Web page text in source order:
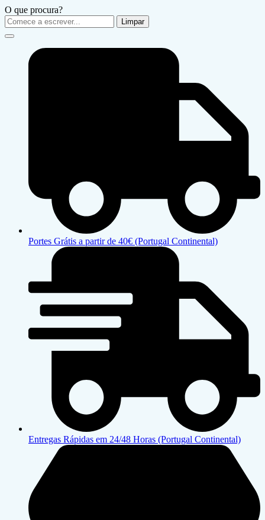
O que procura?
Limpar
Portes Grátis a partir de 40€ (Portugal Continental)
Entregas Rápidas em 24/48 Horas (Portugal Continental)